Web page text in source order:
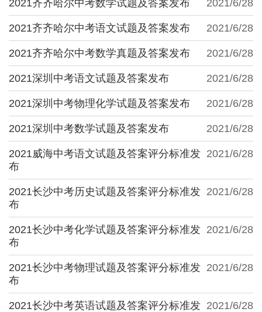
2021/6/28
2021齐齐哈尔中考数学试题及答案发布
2021/6/28
2021齐齐哈尔中考语文试题及答案发布
2021/6/28
2021齐齐哈尔中考数学真题及答案发布
2021/6/28
2021深圳中考语文试题及答案发布
2021/6/28
2021深圳中考物理化学试题及答案发布
2021/6/28
2021深圳中考数学试题及答案发布
2021/6/28
2021威海中考语文试题及答案评分标准发
布
2021/6/28
2021长沙中考历史试题及答案评分标准发
布
2021/6/28
2021长沙中考化学试题及答案评分标准发
布
2021/6/28
2021长沙中考物理试题及答案评分标准发
布
2021/6/28
2021长沙中考英语试题及答案评分标准发